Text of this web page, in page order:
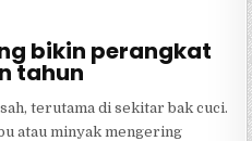
bikin perangkat
tahun
terutama di sekitar bak cuci.
atau minyak mengering